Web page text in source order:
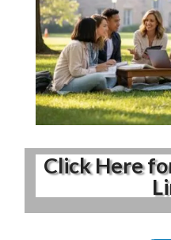
Click Here